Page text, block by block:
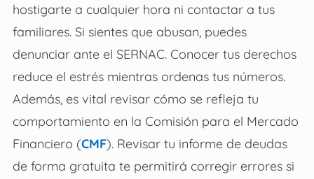
hostigarte a cualquier hora ni contactar a tus
familiares. Si sientes que abusan, puedes
denunciar ante el SERNAC. Conocer tus derechos
reduce el estrés mientras ordenas tus números.
Además, es vital revisar cómo se refleja tu
comportamiento en la Comisión para el Mercado
Financiero (CMF). Revisar tu informe de deudas
de forma gratuita te permitirá corregir errores si